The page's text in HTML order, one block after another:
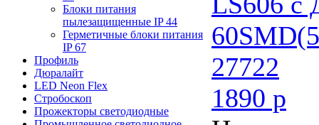
Блоки питания
пылезащищенные IP 44
Герметичные блоки питания
IP 67
Профиль
Дюралайт
LED Neon Flex
Стробоскоп
Прожекторы светодиодные
27722
1890 р